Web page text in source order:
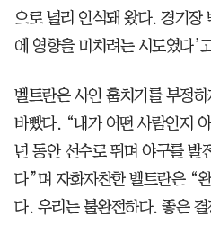
으로 널리 인식돼 왔다. 경기장
에 영향을 미치려는 시도였다’
벨트란은 사인 훔치기를 부정
바빴다. “내가 어떤 사람인지
년 동안 선수로 뛰며 야구를 발
다”며 자화자찬한 벨트란은 “
다. 우리는 불완전하다. 좋은